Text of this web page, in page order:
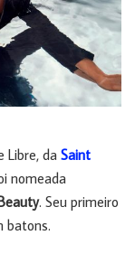
Libre, da Saint
nomeada
. Seu primeiro
batons.